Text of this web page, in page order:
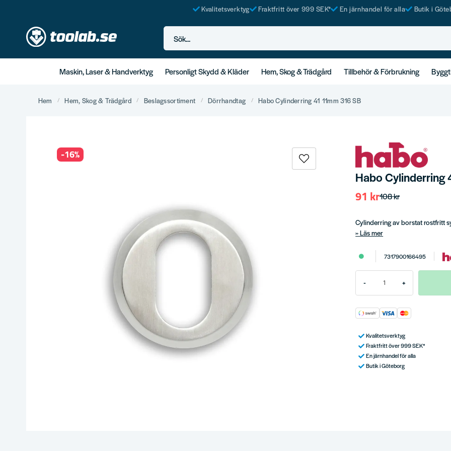
Kvalitetsverktyg Fraktfritt över 999 SEK* En järnhandel för alla Butik i
Sök...
Maskin, Laser & Handverktyg Personligt Skydd & Kläder Hem, Skog & Trädgård Tillbehör & Förbrukning
Hem Hem, Skog & Trädgård Beslagssortiment Dörrhandtag Habo Cylinderring 41 11mm 316 SB
-16%
Habo Cylinderring
108 kr
91 kr
Cylinderring av borstat rostfritt
Läs mer
7317900166495
- +
Kvalitetsverktyg
Fraktfritt över 999 SEK*
En järnhandel för alla
Butik i Göteborg